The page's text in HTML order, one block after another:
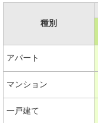
種別
アパート
マンション
一戸建て